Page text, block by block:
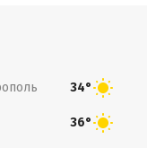
34°
36°